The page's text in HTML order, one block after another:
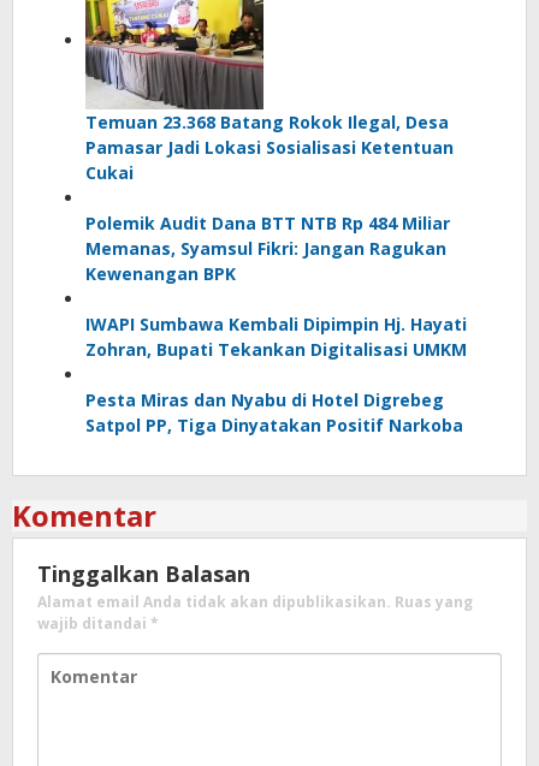
Temuan 23.368 Batang Rokok Ilegal, Desa
Pamasar Jadi Lokasi Sosialisasi Ketentuan
Cukai
Polemik Audit Dana BTT NTB Rp 484 Miliar
Memanas, Syamsul Fikri: Jangan Ragukan
Kewenangan BPK
IWAPI Sumbawa Kembali Dipimpin Hj. Hayati
Zohran, Bupati Tekankan Digitalisasi UMKM
Pesta Miras dan Nyabu di Hotel Digrebeg
Satpol PP, Tiga Dinyatakan Positif Narkoba
Komentar
Tinggalkan Balasan
Alamat email Anda tidak akan dipublikasikan. Ruas yang
wajib ditandai *